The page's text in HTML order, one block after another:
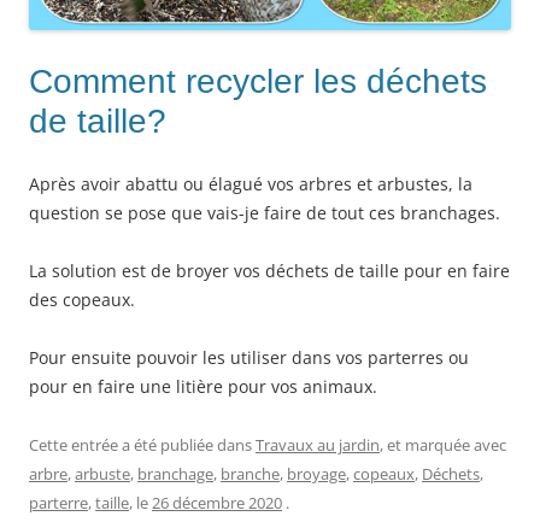
Comment recycler les déchets
de taille?
Après avoir abattu ou élagué vos arbres et arbustes, la
question se pose que vais-je faire de tout ces branchages.
La solution est de broyer vos déchets de taille pour en faire
des copeaux.
Pour ensuite pouvoir les utiliser dans vos parterres ou
pour en faire une litière pour vos animaux.
Cette entrée a été publiée dansTravaux au jardin, et marquée avec
arbre,arbuste, branchage, branche, broyage,copeaux, Déchets,
parterre,taille, le26 décembre 2020 .